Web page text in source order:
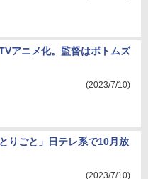
アニメ化。監督はボトムズ
(2023/7/10)
りごと」日テレ系で10月放
(2023/7/10)